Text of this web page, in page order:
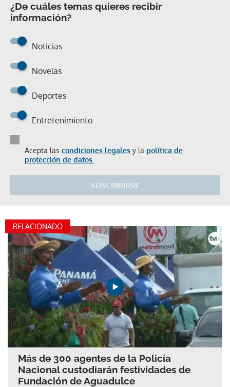
¿De cuáles temas quieres recibir
información?
Noticias
Novelas
Deportes
Entretenimiento
Acepta las condiciones legales y la política de
protección de datos.
SUSCRIBIRSE
RELACIONADO
Más de 300 agentes de la Policía
Nacional custodiarán festividades de
Fundación de Aguadulce